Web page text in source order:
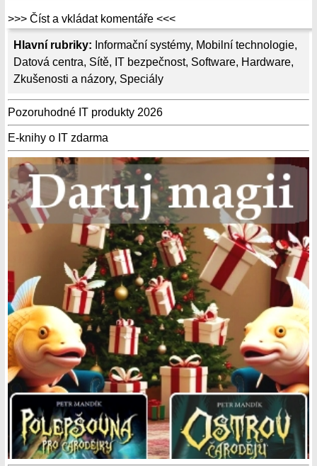
Hlavní rubriky: Informační systémy, Mobilní technologie,
Datová centra, Sítě, IT bezpečnost, Software, Hardware,
Zkušenosti a názory, Speciály
Pozoruhodné IT produkty 2026
E-knihy o IT zdarma
>>> Číst a vkládat komentáře <<<